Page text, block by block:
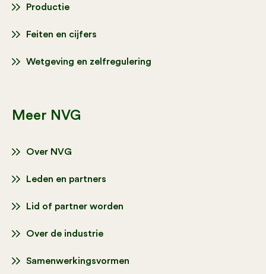
Productie
Feiten en cijfers
Wetgeving en zelfregulering
Meer NVG
Over NVG
Leden en partners
Lid of partner worden
Over de industrie
Samenwerkingsvormen